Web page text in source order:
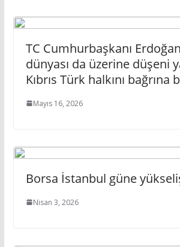
TC Cumhurbaşkanı
dünyası da üzerine düşeni
Kıbrıs Türk halkını bağrına
Mayıs 16, 2026
Borsa İstanbul güne
Nisan 3, 2026